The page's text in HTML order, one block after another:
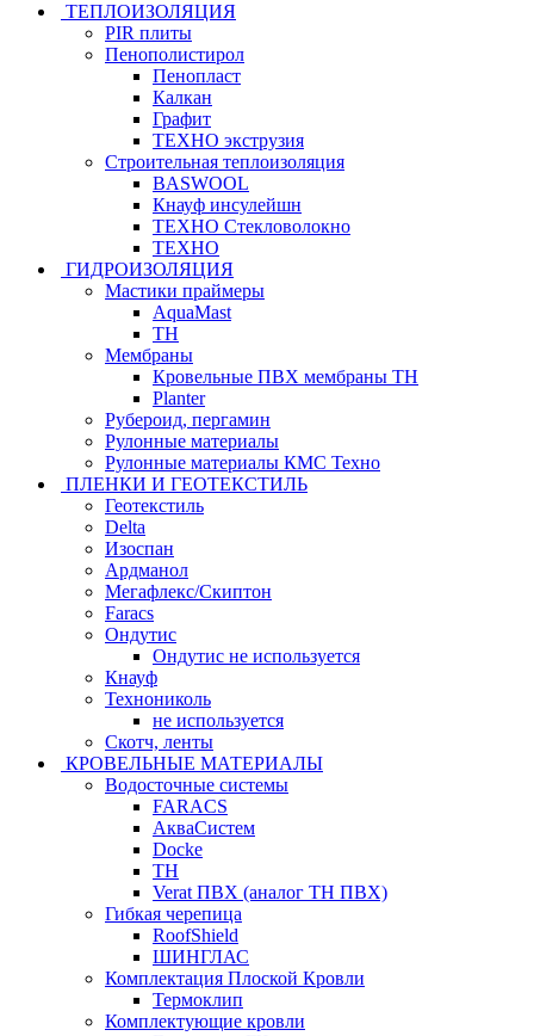
ТЕПЛОИЗОЛЯЦИЯ
PIR плиты
Пенополистирол
Пенопласт
Калкан
Графит
ТЕХНО экструзия
Строительная теплоизоляция
BASWOOL
Кнауф инсулейшн
ТЕХНО Стекловолокно
ТЕХНО
ГИДРОИЗОЛЯЦИЯ
Мастики праймеры
AquaMast
ТН
Мембраны
Кровельные ПВХ мембраны ТН
Planter
Рубероид, пергамин
Рулонные материалы
Рулонные материалы КМС Техно
ПЛЕНКИ И ГЕОТЕКСТИЛЬ
Геотекстиль
Delta
Изоспан
Ардманол
Мегафлекс/Скиптон
Faracs
Ондутис
Ондутис не используется
Кнауф
Технониколь
не используется
Скотч, ленты
КРОВЕЛЬНЫЕ МАТЕРИАЛЫ
Водосточные системы
FARACS
АкваСистем
Docke
ТН
Verat ПВХ (аналог ТН ПВХ)
Гибкая черепица
RoofShield
ШИНГЛАС
Комплектация Плоской Кровли
Термоклип
Комплектующие кровли